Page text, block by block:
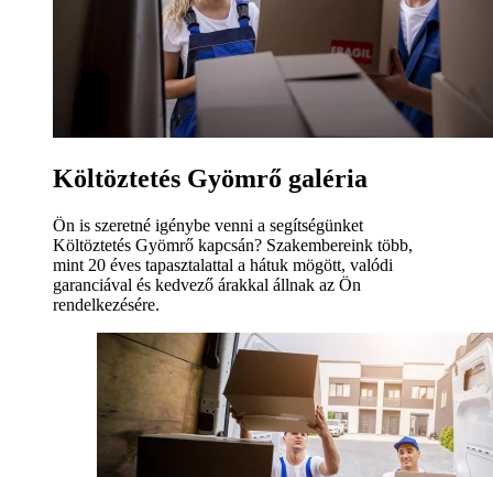
Költöztetés Gyömrő galéria
Ön is szeretné igénybe venni a segítségünket
Költöztetés Gyömrő kapcsán? Szakembereink több,
mint 20 éves tapasztalattal a hátuk mögött, valódi
garanciával és kedvező árakkal állnak az Ön
rendelkezésére.